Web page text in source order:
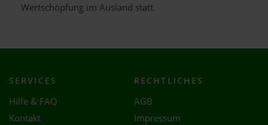
Wertschöpfung im Ausland statt.
SERVICES
Hilfe & FAQ
Kontakt
RECHTLICHES
AGB
Impressum